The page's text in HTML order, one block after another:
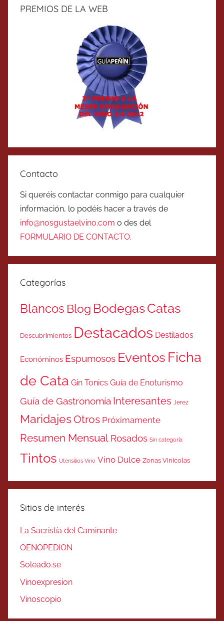
PREMIOS DE LA WEB
Contacto
Si queréis contactar conmigo para cualquier
información, lo podéis hacer a través de
info@nosgustaelvino.com o des del
FORMULARIO DE CONTACTO.
Categorías
Blancos Blog BodegasCatas
Descubrimientos Destacados Destilados
Económinos Espumosos Eventos Ficha
de Cata Gin Tonics Guía de Enoturismo
Guía de Gastronomía Interesantes Jerez
MaridajesOtros Próximamente
Resumen Mensual Rosados Sin categoría
Tintos Utensilios Vino Vino Dulce Zonas Vinicolas
Sitios de interés
La Sacristía del Caminante
OENOPEDION
Soleado.se
Vinoexpresion
Vinoscopio